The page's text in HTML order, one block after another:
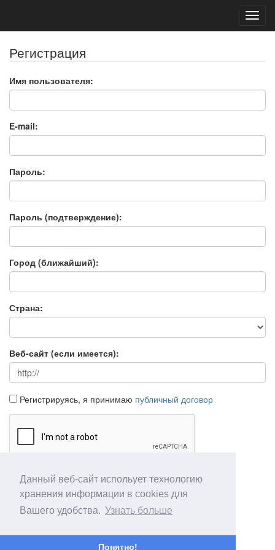
Данный веб-сайт испольует технологию
хранения информации в cookies для
Вашего удобства. Узнать больше
Понятно!
Регистрация
Имя пользователя:
E-mail:
Пароль:
Пароль (подтверждение):
Город (ближайший):
Страна:
Веб-сайт (если имеется):
Регистрируясь, я принимаю публичный договор
Продолжить Отмена